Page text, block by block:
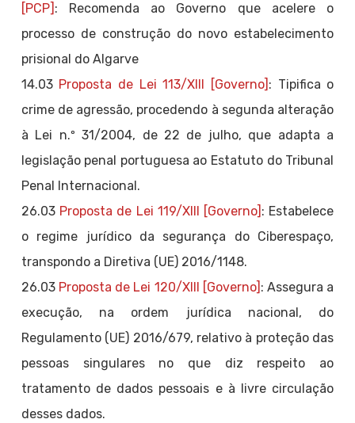
[PCP] : Recomenda ao Governo que acelere o
processo de construção do novo estabelecimento
prisional do Algarve
14.03 Proposta de Lei 113/XIII [Governo] : Tipifica o
crime de agressão, procedendo à segunda alteração
à Lei n.º 31/2004, de 22 de julho, que adapta a
legislação penal portuguesa ao Estatuto do Tribunal
Penal Internacional.
26.03 Proposta de Lei 119/XIII [Governo] : Estabelece
o regime jurídico da segurança do Ciberespaço,
transpondo a Diretiva (UE) 2016/1148.
26.03 Proposta de Lei 120/XIII [Governo] : Assegura a
execução, na ordem jurídica nacional, do
Regulamento (UE) 2016/679, relativo à proteção das
pessoas singulares no que diz respeito ao
tratamento de dados pessoais e à livre circulação
desses dados.